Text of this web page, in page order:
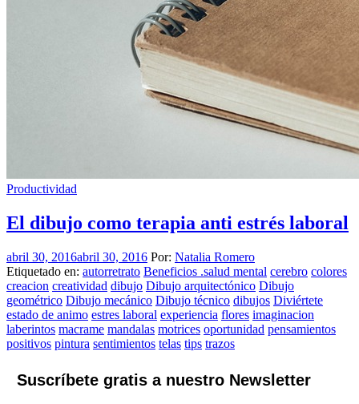
Productividad
El dibujo como terapia anti estrés laboral
abril 30, 2016abril 30, 2016 Por: Natalia Romero
Etiquetado en: autorretrato Beneficios .salud mental cerebro colores
creacion creatividad dibujo Dibujo arquitectónico Dibujo
geométrico Dibujo mecánico Dibujo técnico dibujos Diviértete
estado de animo estres laboral experiencia flores imaginacion
laberintos macrame mandalas motrices oportunidad pensamientos
positivos pintura sentimientos telas tips trazos
Suscríbete gratis a nuestro Newsletter